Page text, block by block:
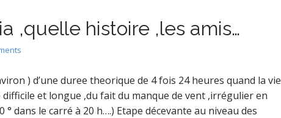
,quelle histoire ,les amis…
) d’une duree theorique de 4 fois 24 heures quand la vie
et longue ,du fait du manque de vent ,irrégulier en
° dans le carré à 20 h….) Etape décevante au niveau des